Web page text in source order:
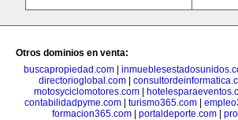
Otros dominios en venta:
buscapropiedad.com
directorioglobal.com
motosyciclomotores.com|
contabilidadpyme.com| turismo365.com|
formacion365.com| portaldeporte.com|